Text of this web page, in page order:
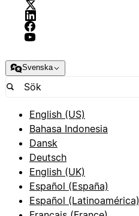
Svenska
English (US)
Bahasa Indonesia
Dansk
Deutsch
English (UK)
Español (España)
Español (Latinoamérica)